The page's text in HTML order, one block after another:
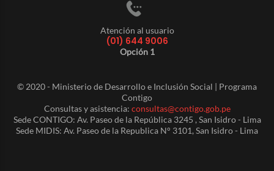
Atención al usuario
(01) 644 9006
Opción 1
© 2020 - Ministerio de Desarrollo e Inclusión Social | Programa
Contigo
Consultas y asistencia: consultas@contigo.gob.pe
Sede CONTIGO: Av. Paseo de la República 3245 , San Isidro - Lima
Sede MIDIS: Av. Paseo de la Republica N° 3101, San Isidro - Lima